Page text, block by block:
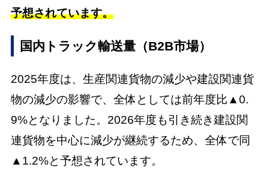
予想されています。
国内トラック輸送量（B2B市場）
2025年度は、生産関連貨物の減少や建設関連貨
物の減少の影響で、全体としては前年度比▲0.
9%となりました。2026年度も引き続き建設関
連貨物を中心に減少が継続するため、全体で同
▲1.2%と予想されています。